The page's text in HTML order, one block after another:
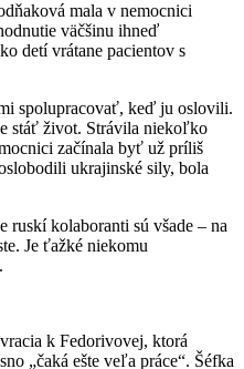
mala v nemocnici
väčšinu ihneď
detí vrátane pacientov s
spolupracovať, keď ju oslovili.
stáť život. Strávila niekoľko
začínala byť už príliš
ukrajinské sily, bola
ruskí kolaboranti sú všade – na
Je ťažké niekomu
k Fedorivovej, ktorá
„čaká ešte veľa práce“. Šéfka